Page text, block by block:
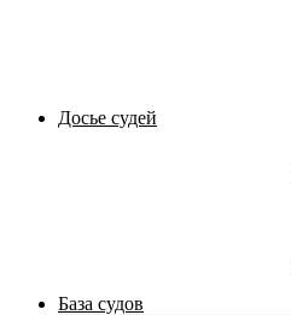
Досье судей
База судов